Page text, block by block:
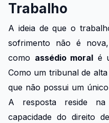
Trabalho
A ideia de que o
sofrimento não é
como assédio moral é
Como um tribunal de
que não possui um
A resposta reside
capacidade do direito